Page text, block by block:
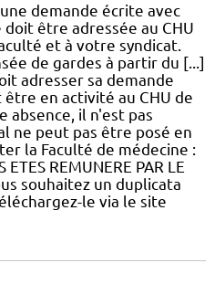
demande écrite avec
être adressée au CHU
et à votre syndicat.
de gardes à partir du [...]
adresser sa demande
être en activité au CHU de
absence, il n'est pas
ne peut pas être posé en
la Faculté de médecine :
REMUNERE PAR LE
souhaitez un duplicata
le via le site